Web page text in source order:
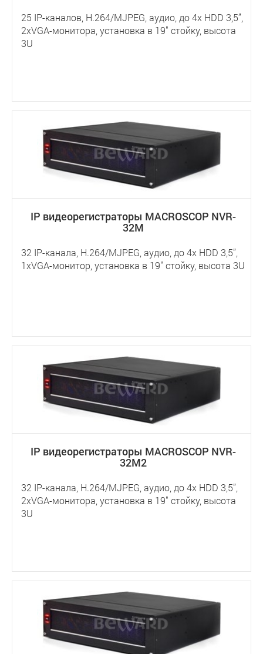
25 IP-каналов, H.264/MJPEG, аудио, до 4х HDD 3,5”,
2хVGA-монитора, установка в 19" стойку, высота
3U
IP видеорегистраторы MACROSCOP NVR-
32M
32 IP-канала, H.264/MJPEG, аудио, до 4х HDD 3,5”,
1хVGA-монитор, установка в 19" стойку, высота 3U
IP видеорегистраторы MACROSCOP NVR-
32M2
32 IP-канала, H.264/MJPEG, аудио, до 4х HDD 3,5”,
2хVGA-монитора, установка в 19" стойку, высота
3U